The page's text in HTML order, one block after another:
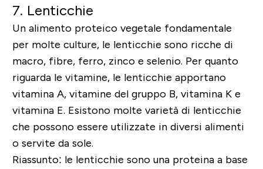
7. Lenticchie
Un alimento proteico vegetale fondamentale
per molte culture, le lenticchie sono ricche di
macro, fibre, ferro, zinco e selenio. Per quanto
riguarda le vitamine, le lenticchie apportano
vitamina A, vitamine del gruppo B, vitamina K e
vitamina E. Esistono molte varietà di lenticchie
che possono essere utilizzate in diversi alimenti
o servite da sole.
Riassunto: le lenticchie sono una proteina a base